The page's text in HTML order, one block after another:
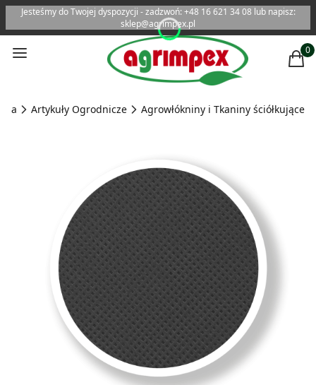
Jesteśmy do Twojej dyspozycji - zadzwoń: +48 16 621 34 08 lub napisz:
sklep@agrimpex.pl
Menu
Artykuły Ogrodnicze Agrowłókniny i Tkaniny ściółkujące